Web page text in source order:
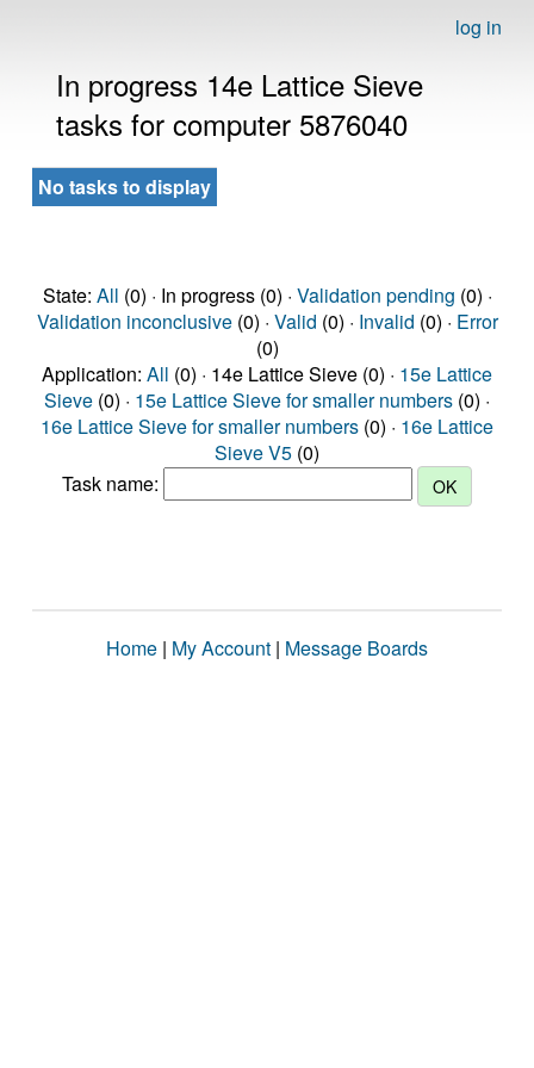
log in
In progress 14e Lattice Sieve
tasks for computer 5876040
No tasks to display
State: All (0) · In progress (0) · Validation pending (0) ·
Validation inconclusive(0) · Valid (0) · Invalid (0) · Error
(0)
Application: All (0) · 14e Lattice Sieve (0) · 15e Lattice
Sieve (0) · 15e Lattice Sieve for smaller numbers (0) ·
16e Lattice Sieve for smaller numbers (0) · 16e Lattice
Sieve V5 (0)
Task name:
Home | My Account | Message Boards